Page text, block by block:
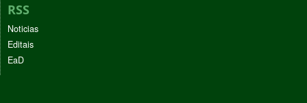
RSS
Noticias
Editais
EaD